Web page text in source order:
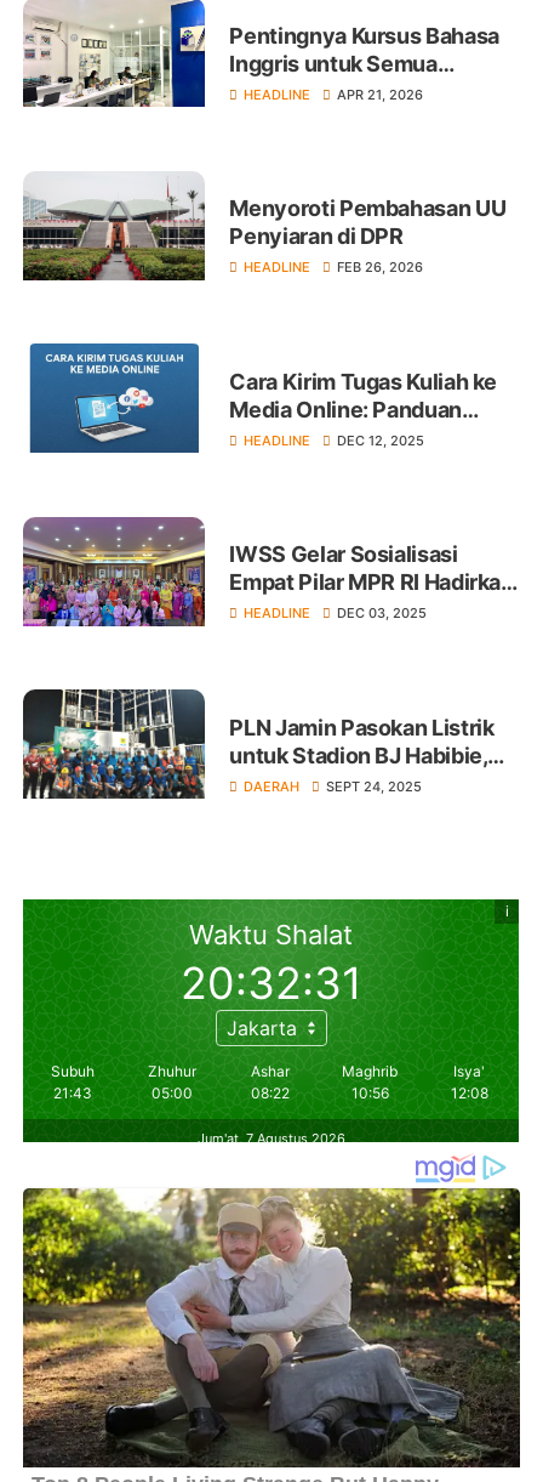
Pentingnya Kursus Bahasa
Inggris untuk Semua
Kalangan
HEADLINE APR 21, 2026
Menyoroti Pembahasan UU
Penyiaran di DPR
HEADLINE FEB 26, 2026
Cara Kirim Tugas Kuliah ke
Media Online: Panduan
Lengkap untuk Mahasiswa
HEADLINE DEC 12, 2025
IWSS Gelar Sosialisasi
Empat Pilar MPR RI Hadirkan
Sejumlah Narasumber
HEADLINE DEC 03, 2025
PLN Jamin Pasokan Listrik
untuk Stadion BJ Habibie,
Laga PSM Berjalan Lancar
DAERAH SEPT 24, 2025